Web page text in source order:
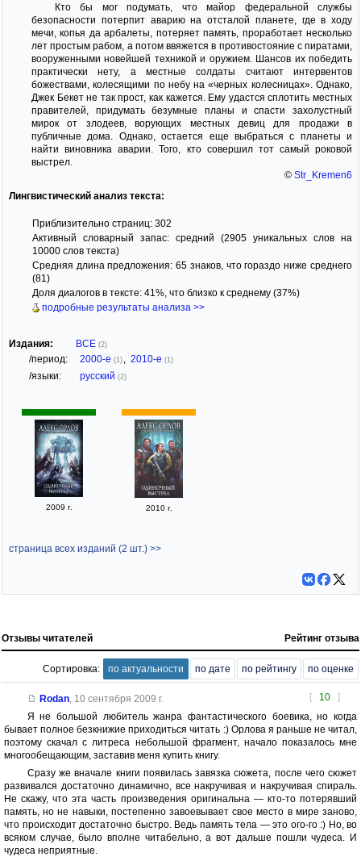
Кто бы мог подумать, что майор федеральной службы
безопасности потерпит аварию на отсталой планете, где в ходу
мечи, копья да арбалеты, потеряет память, проработает несколько
лет простым рабом, а потом ввяжется в противостояние с пиратами,
вооруженными новейшей техникой и оружием. Шансов их победить
практически нету, а местные солдаты считают интервентов
божествами, колесящими по небу на «черных колесницах». Однако,
Джек Бекет не так прост, как кажется. Ему удастся сплотить местных
правителей, придумать безумные планы и спасти захолустный
мирок от злодеев, ворующих местных девиц для продажи в
публичные дома. Однако, остается еще выбраться с планеты и
найти виновника аварии. Того, кто совершил тот самый роковой
выстрел.
© Str_Kremen6
Лингвистический анализ текста:
Приблизительно страниц: 302
Активный словарный запас: средний (2905 уникальных слов на
10000 слов текста)
Средняя длина предложения: 65 знаков, что гораздо ниже среднего
(81)
Доля диалогов в тексте: 41%, что близко к среднему (37%)
подробные результаты анализа >>
Издания: ВСЕ (2)
/период: 2000-е (1) 2010-е (1)
/языки: русский (2)
2009 г. 2010 г.
страница всех изданий (2 шт.) >>
Отзывы читателей Рейтинг отзыва
Сортировка: по актуальности по дате по рейтингу по оценке
[ 10 ]
Rodan, 10 сентября 2009 г.
Я не большой любитель жанра фантастического боевика, но когда
бывает полное безкнижие приходиться читать :) Орлова я раньше не читал,
поэтому скачал с литреса небольшой фрагмент, начало показалось мне
многообещающим, заставив меня купить книгу.
Сразу же вначале книги появилась завязка сюжета, после чего сюжет
развивался достаточно динамично, все накручивая и накручивая спираль.
Не скажу, что эта часть произведения оригинальна — кто-то потерявший
память, но не навыки, постепенно завоевывает свое место в мире заново,
что происходит достаточно быстро. Ведь память тела — это ого-го :) Но, во
всяком случае, было вполне читабельно, а вот дальше пошли чудеса. И
чудеса неприятные.